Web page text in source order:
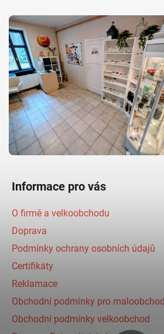
Informace pro vás
O firmě a velkoobchodu
Doprava
Podmínky ochrany osobních údajů
Certifikáty
Reklamace
Obchodní podmínky pro maloobchod
Obchodní podmínky velkoobchod